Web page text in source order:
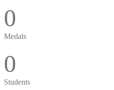
0
Medals
0
Students